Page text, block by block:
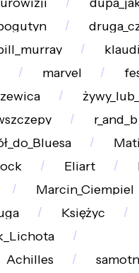
marvel
r_and_b
Eliart
Marcin_Ciempiel
Księżyc
Achilles